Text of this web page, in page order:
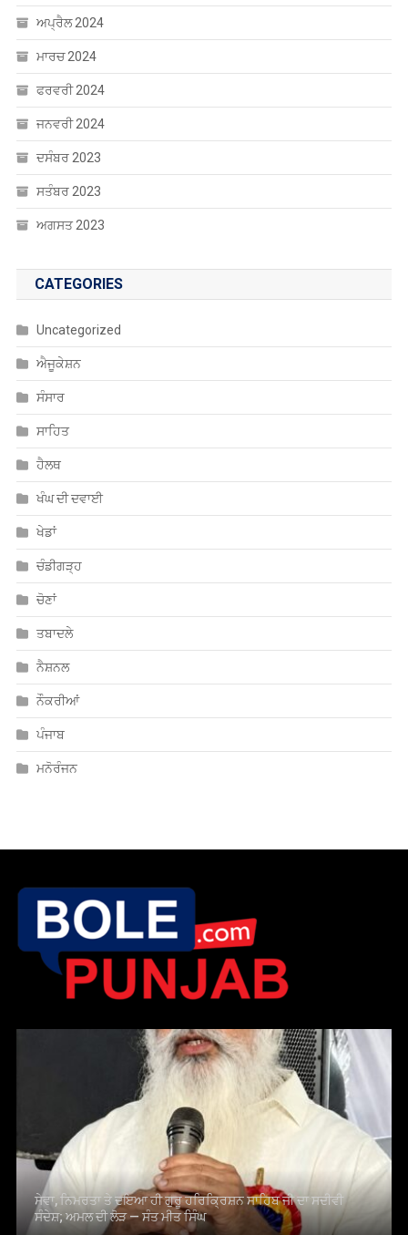
ਅਪ੍ਰੈਲ 2024
ਮਾਰਚ 2024
ਫਰਵਰੀ 2024
ਜਨਵਰੀ 2024
ਦਸੰਬਰ 2023
ਸਤੰਬਰ 2023
ਅਗਸਤ 2023
CATEGORIES
Uncategorized
ਐਜੂਕੇਸ਼ਨ
ਸੰਸਾਰ
ਸਾਹਿਤ
ਹੈਲਥ
ਖੰਘ ਦੀ ਦਵਾਈ
ਖੇਡਾਂ
ਚੰਡੀਗੜ੍ਹ
ਚੋਣਾਂ
ਤਬਾਦਲੇ
ਨੈਸ਼ਨਲ
ਨੌਕਰੀਆਂ
ਪੰਜਾਬ
ਮਨੋਰੰਜਨ
ਸੇਵਾ, ਨਿਮਰਤਾ ਤੇ ਦਇਆ ਹੀ ਗੁਰੂ ਹਰਿਕ੍ਰਿਸ਼ਨ ਸਾਹਿਬ ਜੀ ਦਾ ਸਦੀਵੀ
ਸੰਦੇਸ਼; ਅਮਲ ਦੀ ਲੋੜ — ਸੰਤ ਮੀਤ ਸਿੰਘ